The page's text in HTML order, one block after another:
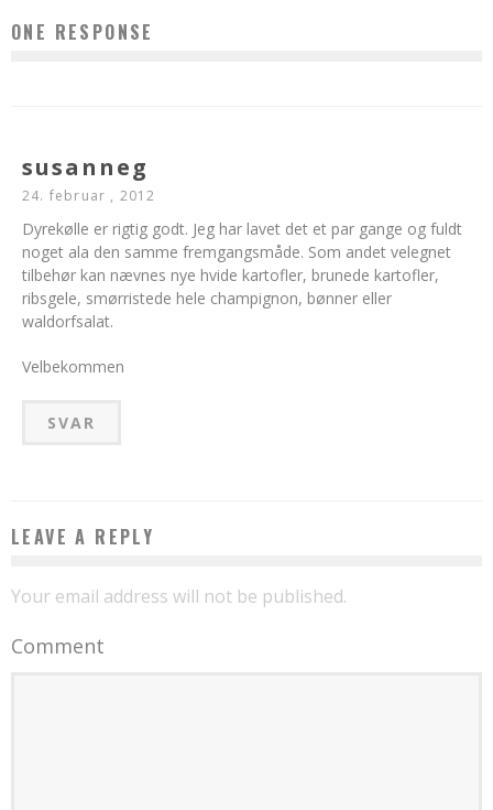
ONE RESPONSE
susanneg
24. februar , 2012
Dyrekølle er rigtig godt. Jeg har lavet det et par gange og fuldt
noget ala den samme fremgangsmåde. Som andet velegnet
tilbehør kan nævnes nye hvide kartofler, brunede kartofler,
ribsgele, smørristede hele champignon, bønner eller
waldorfsalat.
Velbekommen
SVAR
LEAVE A REPLY
Your email address will not be published.
Comment